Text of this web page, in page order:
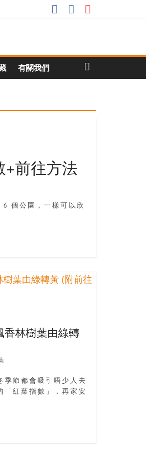
有關我們
前往方法
個公園，一樣可以欣
香林樹葉由綠轉
季節都會吸引唔少人去
「紅葉指數」，再家安